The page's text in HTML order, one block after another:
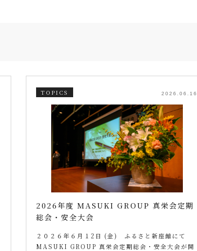
TOPICS 2026.06.16
2026年度 MASUKI GROUP 真栄会定期
総会・安全大会
２０２６年６月１2日 (金) ふるさと新座館にて
MASUKI GROUP 真栄会定期総会・安全大会が開